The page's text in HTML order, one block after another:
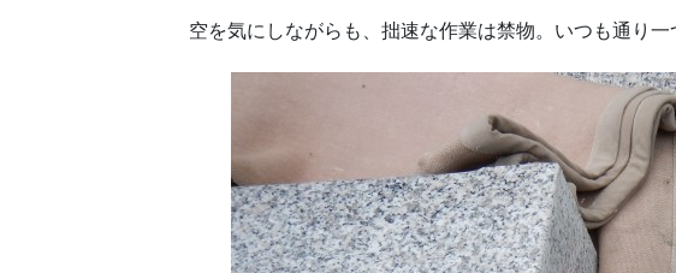
空を気にしながらも、拙速な作業は禁物。いつも通り一